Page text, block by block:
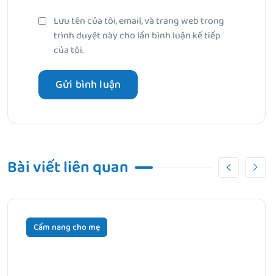
Lưu tên của tôi, email, và trang web trong
trình duyệt này cho lần bình luận kế tiếp
của tôi.
Bài viết liên quan
Cẩm nang cho mẹ